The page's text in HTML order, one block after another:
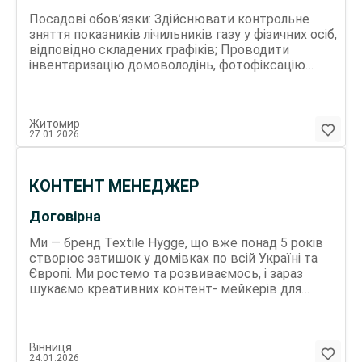
Посадові обов’язки: Здійснювати контрольне
зняття показників лічильників газу у фізичних осіб,
відповідно складених графіків; Проводити
інвентаризацію домоволодінь, фотофіксацію
лічильника встановленому газовому обладнанню.
Виявлення порушень згідно вимог кодексу ГРМ та
Житомир
27.01.2026
Договірна
КОНТЕНТ МЕНЕДЖЕР
Ми — бренд Textile Hygge, що вже понад 5 років
створює затишок у домівках по всій Україні та
Європі. Ми ростемо та розвиваємось, і зараз
шукаємо креативних контент- мейкерів для
розповідати про продукт Відкрита, енергійна та
Вінниця
24.01.2026